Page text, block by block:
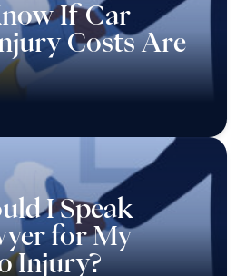
If Car
Costs Are
I Speak
for My
Injury?